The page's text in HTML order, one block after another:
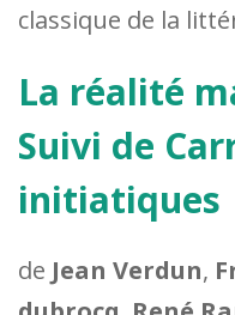
classique de la
La réalité
Suivi de
initiatiques
de Jean Verdun,